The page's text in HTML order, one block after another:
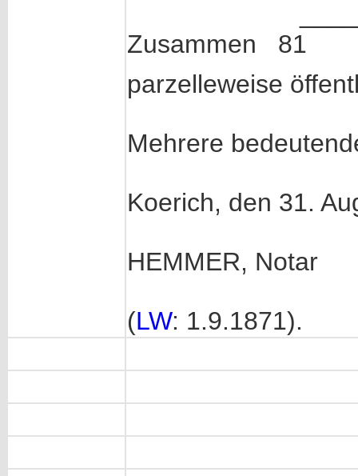
Zusammen
parzelleweise
Mehrere
Koerich, den 31.
HEMMER, Notar
(LW: 1.9.1871).